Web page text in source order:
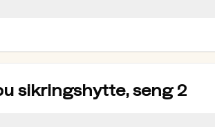
sikringshytte, seng 2